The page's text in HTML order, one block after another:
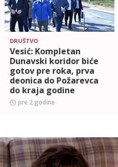
DRUŠTVO
Vesić: Kompletan
Dunavski koridor biće
gotov pre roka, prva
deonica do Požarevca
do kraja godine
pre 2 godine